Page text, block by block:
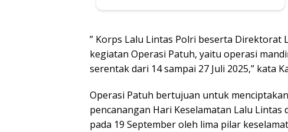
” Korps Lalu Lintas Polri beserta Direktorat
kegiatan Operasi Patuh, yaitu operasi
serentak dari 14 sampai 27 Juli 2025,” kata
Operasi Patuh bertujuan untuk
pencanangan Hari Keselamatan Lalu
pada 19 September oleh lima pilar